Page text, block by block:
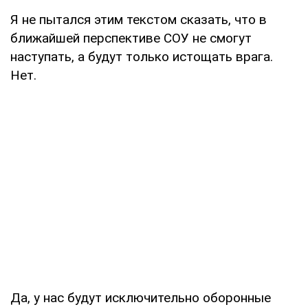
Я не пытался этим текстом сказать, что в
ближайшей перспективе СОУ не смогут
наступать, а будут только истощать врага.
Нет.
Да, у нас будут исключительно оборонные